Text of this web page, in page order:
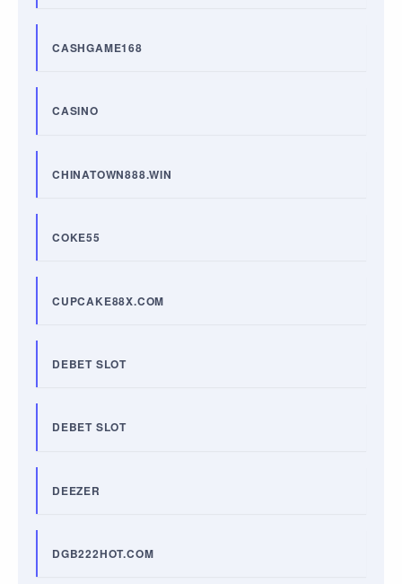
CASHGAME168
CASINO
CHINATOWN888.WIN
COKE55
CUPCAKE88X.COM
DEBET SLOT
DEBET SLOT
DEEZER
DGB222HOT.COM